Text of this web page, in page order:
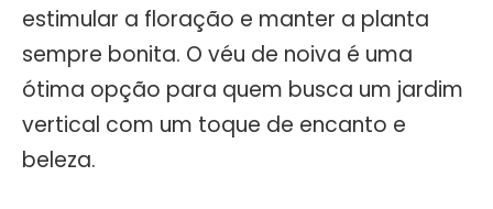
estimular a floração e manter a planta
sempre bonita. O véu de noiva é uma
ótima opção para quem busca um jardim
vertical com um toque de encanto e
beleza.